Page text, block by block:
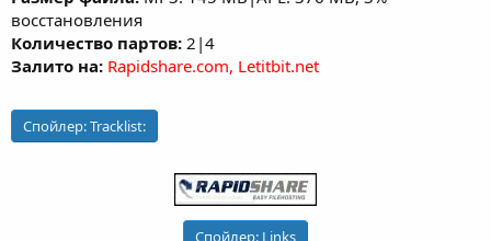
восстановления
Количество партов: 2|4
Залито на: Rapidshare.com, Letitbit.net
Спойлер:Tracklist:
Спойлер: Links